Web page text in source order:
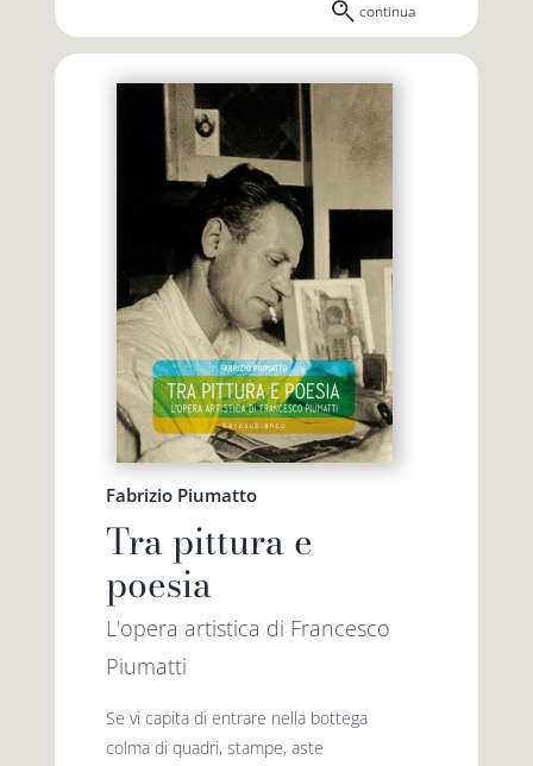
continua
Fabrizio Piumatto
Tra pittura e
poesia
L'opera artistica di Francesco
Piumatti
Se vi capita di entrare nella bottega
colma di quadri, stampe, aste